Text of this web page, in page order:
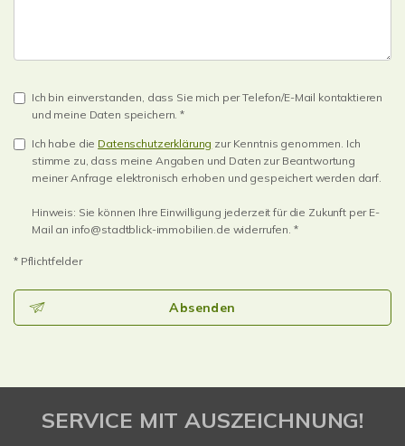
Ich bin einverstanden, dass Sie mich per Telefon/E-Mail kontaktieren
und meine Daten speichern. *
Ich habe die Datenschutzerklärung zur Kenntnis genommen. Ich
stimme zu, dass meine Angaben und Daten zur Beantwortung
meiner Anfrage elektronisch erhoben und gespeichert werden darf.
Hinweis: Sie können Ihre Einwilligung jederzeit für die Zukunft per E-
Mail an info@stadtblick-immobilien.de widerrufen. *
* Pflichtfelder
Absenden
SERVICE MIT AUSZEICHNUNG!